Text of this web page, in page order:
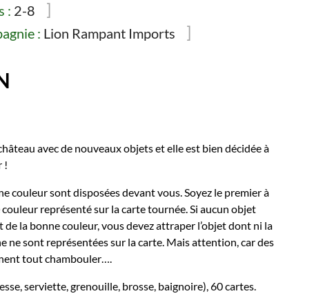
: 2-8
: Lion Rampant Imports
avec de nouveaux objets et elle est bien décidée à
!
couleur sont disposées devant vous. Soyez le premier à
représenté sur la carte tournée. Si aucun objet
de la bonne couleur, vous devez attraper l’objet dont ni la
ne sont représentées sur la carte. Mais attention, car des
tout chambouler….
serviette, grenouille, brosse, baignoire), 60 cartes.